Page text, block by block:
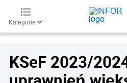
Kategorie
KSeF 2023/